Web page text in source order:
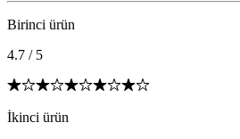
Birinci ürün
4.7 / 5
İkinci ürün